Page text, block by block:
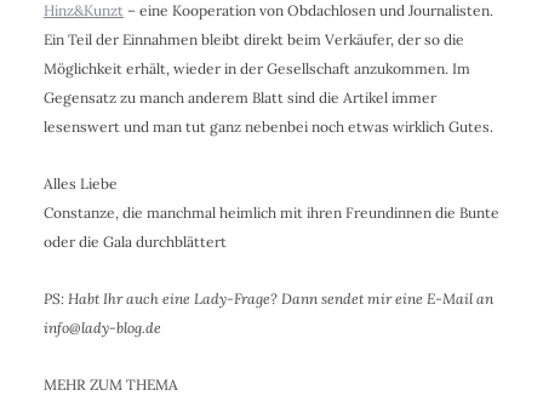
Hinz&Kunzt– eine Kooperation von Obdachlosen und Journalisten.
Ein Teil der Einnahmen bleibt direkt beim Verkäufer, der so die
Möglichkeit erhält, wieder in der Gesellschaft anzukommen. Im
Gegensatz zu manch anderem Blatt sind die Artikel immer
lesenswert und man tut ganz nebenbei noch etwas wirklich Gutes.
Alles Liebe
Constanze, die manchmal heimlich mit ihren Freundinnen die Bunte
oder die Gala durchblättert
PS: Habt Ihr auch eine Lady-Frage? Dann sendet mir eine E-Mail an
info@lady-blog.de
MEHR ZUM THEMA